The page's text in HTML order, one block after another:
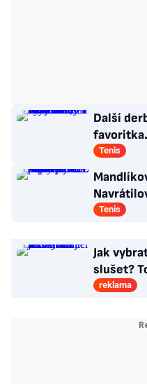
Další
Tenis
Tenis
Jak
slušet?
reklama